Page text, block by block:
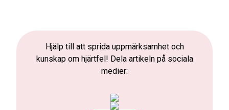
Hjälp till att sprida uppmärksamhet och
kunskap om hjärtfel! Dela artikeln på sociala
medier: